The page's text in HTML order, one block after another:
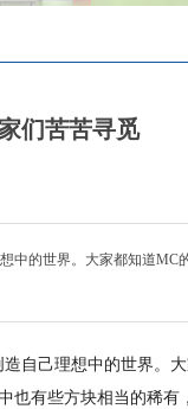
们苦苦寻觅
中的世界。大家都知道MC
自己理想中的世界。
也有些方块相当的稀有